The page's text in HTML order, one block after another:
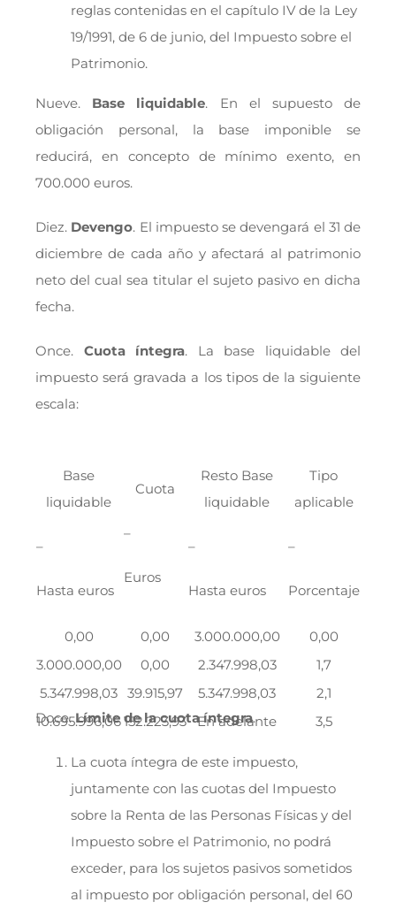
reglas contenidas en el capítulo IV de la Ley
19/1991, de 6 de junio, del Impuesto sobre el
Patrimonio.
Nueve. Base liquidable. En el supuesto de
obligación personal, la base imponible se
reducirá, en concepto de mínimo exento, en
700.000 euros.
Diez. Devengo. El impuesto se devengará el 31 de
diciembre de cada año y afectará al patrimonio
neto del cual sea titular el sujeto pasivo en dicha
fecha.
Once. Cuota íntegra. La base liquidable del
impuesto será gravada a los tipos de la siguiente
escala:
Base
liquidable
–
Hasta euros
Cuota
–
Euros
Resto Base
liquidable
–
Hasta euros
Tipo
aplicable
–
Porcentaje
0,00 0,00 3.000.000,00
0,00
3.000.000,00
0,00 2.347.998,03
1,7
5.347.998,03 39.915,97 5.347.998,03
2,1
10.695.996,06152.223,93 En adelante 3,5
Doce.Límite de la cuota íntegra.
La cuota íntegra de este impuesto,
juntamente con las cuotas del Impuesto
sobre la Renta de las Personas Físicas y del
Impuesto sobre el Patrimonio, no podrá
exceder, para los sujetos pasivos sometidos
al impuesto por obligación personal, del 60